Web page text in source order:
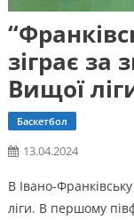
зіграє
Вищої
Баскетбол
13.04.2024
В Івано-
ліги. В першому